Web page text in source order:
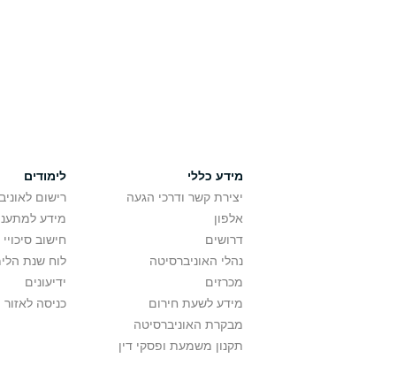
מידע כללי
יצירת קשר ודרכי הגעה
אלפון
דרושים
נהלי האוניברסיטה
מכרזים
מידע לשעת חירום
מבקרת האוניברסיטה
תקנון משמעת ופסקי דין
לימודים
רישום
מידע
חישוב
לוח שנת
ידיעונים
כניסה לאזור